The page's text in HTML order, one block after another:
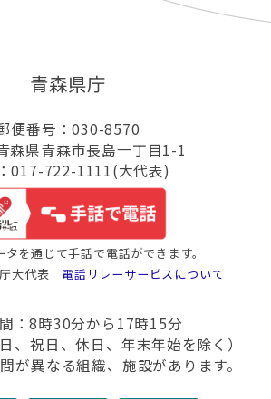
青森県庁
便番号：030-8570
森県青森市長島一丁目1-1
017-722-1111(大代表)
を通じて手話で電話ができます。
大代表 電話リレーサービスについて
：8時30分から17時15分
、祝日、休日、年末年始を除く）
が異なる組織、施設があります。